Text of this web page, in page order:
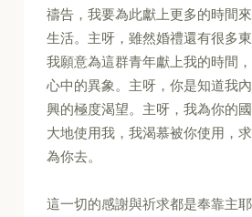
禱告，我要為此獻上更多的時間
生活。主呀，雖然婚禮還有很多
我願意為這群青年獻上我的時間
心中的異象。主呀，你是知道我
興的極度渴望。主呀，我為你的
大地使用我，我渴慕被你使用，
為你去。
這一切的感謝與祈求都是奉靠主